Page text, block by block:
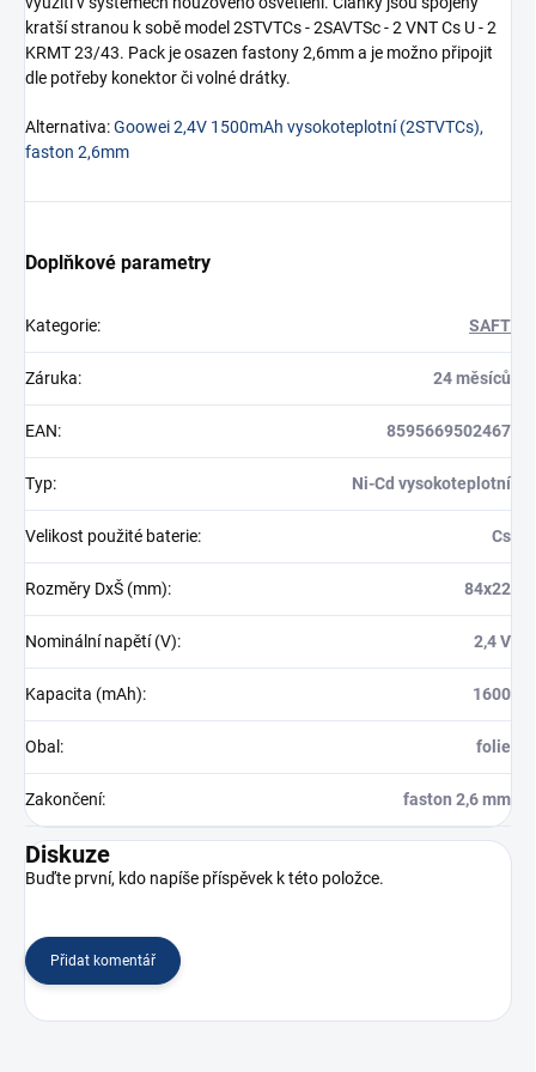
kratší stranou k sobě model 2STVTCs - 2SAVTSc - 2 VNT Cs U - 2
KRMT 23/43. Pack je osazen fastony 2,6mm a je možno připojit
dle potřeby konektor či volné drátky.
Alternativa:Goowei 2,4V 1500mAh vysokoteplotní (2STVTCs),
faston 2,6mm
Doplňkové parametry
Kategorie: SAFT
Záruka: 24 měsíců
EAN: 8595669502467
Typ: Ni-Cd vysokoteplotní
Velikost použité baterie: Cs
Rozměry DxŠ (mm): 84x22
Nominální napětí (V): 2,4 V
Kapacita (mAh): 1600
Obal: folie
Zakončení: faston 2,6 mm
Diskuze
Buďte první, kdo napíše příspěvek k této položce.
Přidat komentář